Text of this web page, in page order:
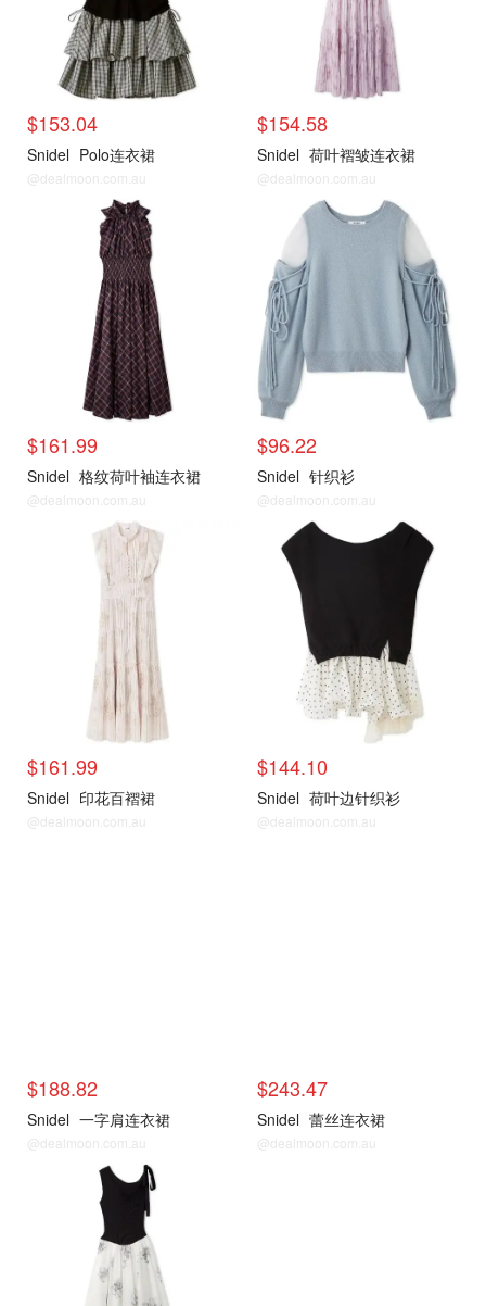
$153.04
Snidel Polo连衣裙
@dealmoon.com.au
$154.58
Snidel 荷叶褶皱连衣裙
@dealmoon.com.au
$161.99
Snidel 格纹荷叶袖连衣裙
@dealmoon.com.au
$96.22
Snidel 针织衫
@dealmoon.com.au
$161.99
Snidel 印花百褶裙
@dealmoon.com.au
$144.10
Snidel 荷叶边针织衫
@dealmoon.com.au
$188.82
Snidel 一字肩连衣裙
@dealmoon.com.au
$243.47
Snidel 蕾丝连衣裙
@dealmoon.com.au